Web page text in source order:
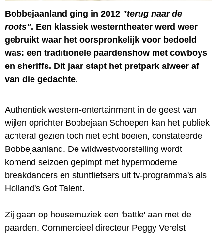
Bobbejaanland ging in 2012 "terug naar de
roots". Een klassiek westerntheater werd weer
gebruikt waar het oorspronkelijk voor bedoeld
was: een traditionele paardenshow met cowboys
en sheriffs. Dit jaar stapt het pretpark alweer af
van die gedachte.
Authentiek western-entertainment in de geest van
wijlen oprichter Bobbejaan Schoepen kan het publiek
achteraf gezien toch niet echt boeien, constateerde
Bobbejaanland. De wildwestvoorstelling wordt
komend seizoen gepimpt met hypermoderne
breakdancers en stuntfietsers uit tv-programma's als
Holland's Got Talent.
Zij gaan op housemuziek een 'battle' aan met de
paarden. Commercieel directeur Peggy Verelst